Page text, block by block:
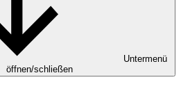
Untermenü
öffnen/schließen